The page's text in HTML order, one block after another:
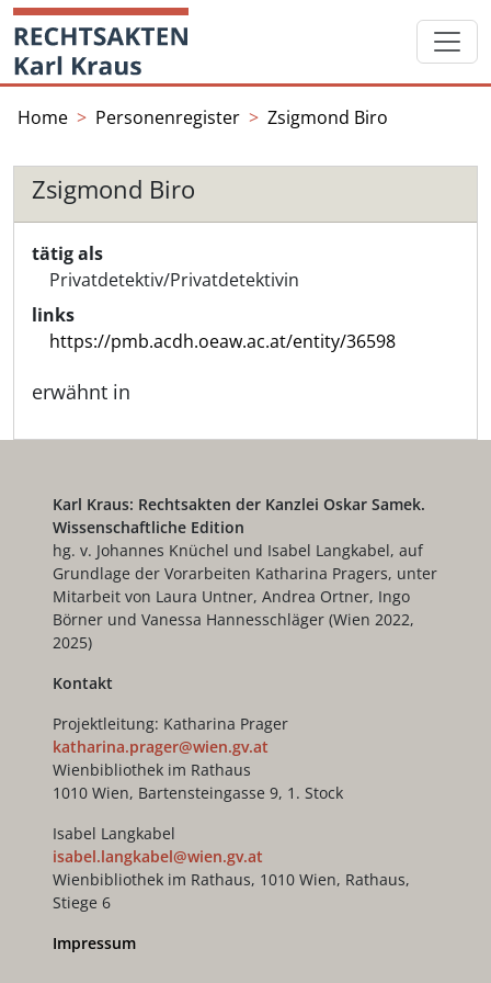
Skip
content
Startseite
Home Personenregister Zsigmond Biro
Zsigmond Biro
tätig als
Privatdetektiv/Privatdetektivin
links
https://pmb.acdh.oeaw.ac.at/entity/36598
erwähnt in
Karl Kraus: Rechtsakten der Kanzlei Oskar Samek.
Wissenschaftliche Edition
hg. v. Johannes Knüchel und Isabel Langkabel, auf
Grundlage der Vorarbeiten Katharina Pragers, unter
Mitarbeit von Laura Untner, Andrea Ortner, Ingo
Börner und Vanessa Hannesschläger (Wien 2022,
2025)
Kontakt
Projektleitung: Katharina Prager
katharina.prager@wien.gv.at
Wienbibliothek im Rathaus
1010 Wien, Bartensteingasse 9, 1. Stock
Isabel Langkabel
isabel.langkabel@wien.gv.at
Wienbibliothek im Rathaus, 1010 Wien, Rathaus,
Stiege 6
Impressum